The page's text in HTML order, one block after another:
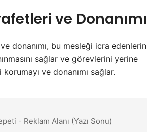
ve Donanımı
donanımı, bu mesleği icra edenlerin
sağlar ve görevlerini yerine
ve donanımı sağlar.
- Reklam Alanı (Yazı Sonu)